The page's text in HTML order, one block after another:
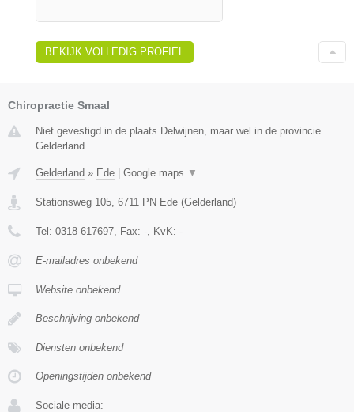
BEKIJK VOLLEDIG PROFIEL
Chiropractie Smaal
Niet gevestigd in de plaats Delwijnen, maar wel in de provincie
Gelderland.
Gelderland » Ede Google maps ▼
Stationsweg 105 6711 PN Ede (Gelderland)
Tel: 0318-617697 , Fax: - , KvK: -
E-mailadres onbekend
Website onbekend
Beschrijving onbekend
Diensten onbekend
Openingstijden onbekend
Sociale media: